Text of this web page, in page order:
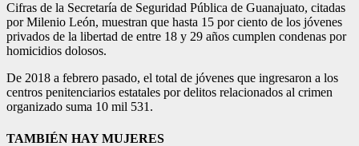
Cifras de la Secretaría de Seguridad Pública de Guanajuato, citadas
por Milenio León, muestran que hasta 15 por ciento de los jóvenes
privados de la libertad de entre 18 y 29 años cumplen condenas por
homicidios dolosos.
De 2018 a febrero pasado, el total de jóvenes que ingresaron a los
centros penitenciarios estatales por delitos relacionados al crimen
organizado suma 10 mil 531.
TAMBIÉN HAY MUJERES